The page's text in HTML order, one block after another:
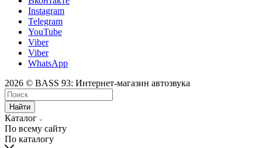
Instagram
Telegram
YouTube
Viber
Viber
WhatsApp
2026 © BASS 93: Интернет-магазин автозвука
Найти
Каталог
По всему сайту
По каталогу